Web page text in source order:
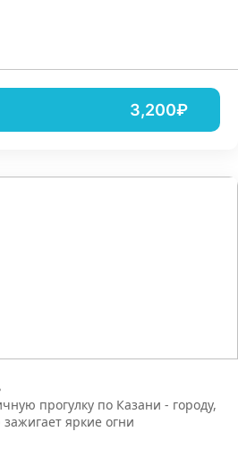
3,200₽
прогулку по Казани - городу,
яркие огни